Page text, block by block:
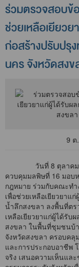
ร่วมตรวจสอบข้
ช่วยเหลือเยียว
ก่อสร้างปรับปรุ
นคร จังหวัดสงข
9 ต
วันที่ 8 ตุลาคม
ควบคุมมลพิษที่ 16 มอบ
กฎหมาย ร่วมกับคณะทำ
เพื่อช่วยเหลือเยียวยาแ
น้ำลึกสงขลา ลงพื้นที่ตร
เหลือเยียวยาแก่ผู้ได้รับ
สงขลา ในพื้นที่ชุมชนบ้
จังหวัดสงขลา ครอบคลุ
และการประกอบอาชีพ
จริง เสนอความเห็นแล